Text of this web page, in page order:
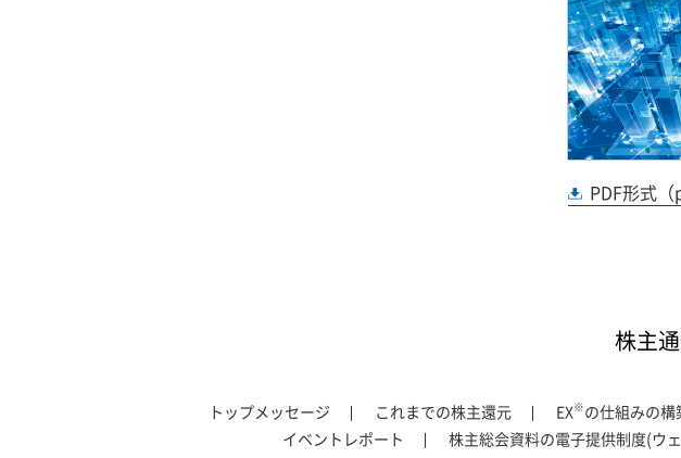
PDF形式（
株主
トップメッセージ これまでの株主還元 EX※の仕組みの構
イベントレポート
株主総会資料の電子提供制度(ウ